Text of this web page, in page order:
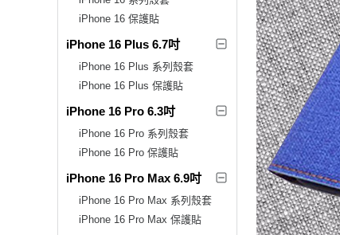
iPhone 16 保護貼
iPhone 16 Plus 6.7吋
iPhone 16 Plus 系列殼套
iPhone 16 Plus 保護貼
iPhone 16 Pro 6.3吋
iPhone 16 Pro 系列殼套
iPhone 16 Pro 保護貼
iPhone 16 Pro Max 6.9吋
iPhone 16 Pro Max 系列殼套
iPhone 16 Pro Max 保護貼